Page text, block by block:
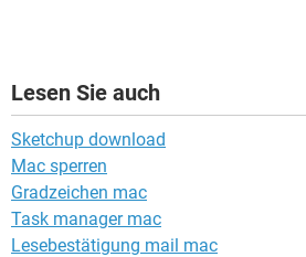
Lesen Sie auch
Sketchup download
Mac sperren
Gradzeichen mac
Task manager mac
Lesebestätigung mail mac